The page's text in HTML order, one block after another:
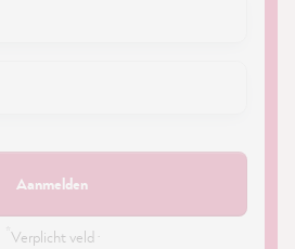
Aanmelden
Verplicht veld ·